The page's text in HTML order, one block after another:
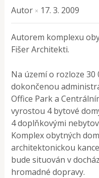
Autor × 17. 3. 2009
Autorem komplexu
Fišer Architekti.
Na území o rozloze 30
dokončenou
Office Park a
vyrostou 4 bytové
4 doplňkovými
Komplex obytných
architektonickou
bude situován v
hromadné dopravy.